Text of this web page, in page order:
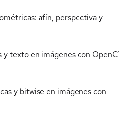
afín, perspectiva y
y texto en imágenes con
y bitwise en imágenes con